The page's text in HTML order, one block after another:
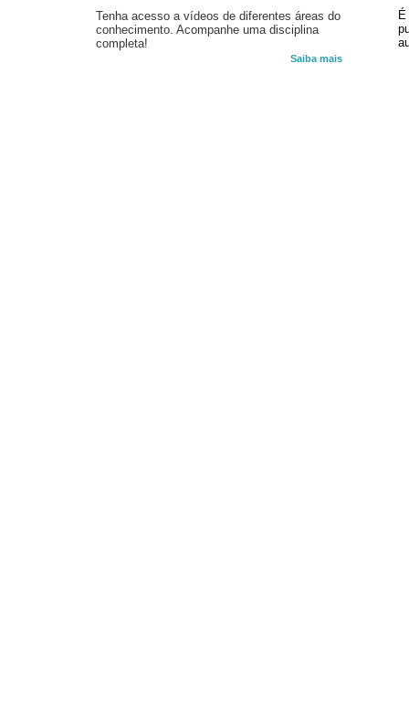
Tenha acesso a vídeos de diferentes áreas do
conhecimento. Acompanhe uma disciplina
completa!
Saiba mais